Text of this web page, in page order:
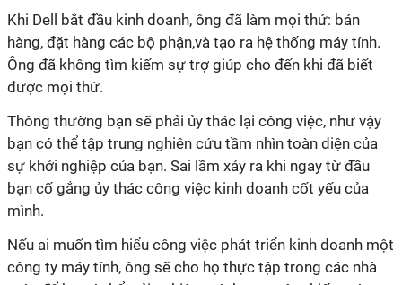
Khi Dell bắt đầu kinh doanh, ông đã làm mọi thứ: bán
hàng, đặt hàng các bộ phận,và tạo ra hệ thống máy tính.
Ông đã không tìm kiếm sự trợ giúp cho đến khi đã biết
được mọi thứ.
Thông thường bạn sẽ phải ủy thác lại công việc, như vậy
bạn có thể tập trung nghiên cứu tầm nhìn toàn diện của
sự khởi nghiệp của bạn. Sai lầm xảy ra khi ngay từ đầu
bạn cố gắng ủy thác công việc kinh doanh cốt yếu của
mình.
Nếu ai muốn tìm hiểu công việc phát triển kinh doanh một
công ty máy tính, ông sẽ cho họ thực tập trong các nhà